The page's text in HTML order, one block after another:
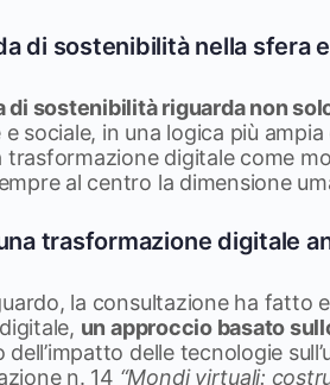
di sostenibilità nella sfera
di sostenibilità riguarda non
sociale, in una logica più
trasformazione digitale come
al centro la dimensione
trasformazione digitale
la consultazione ha fatto
un approccio basato
delle tecnologie
n. 14 “Mondi virtuali: